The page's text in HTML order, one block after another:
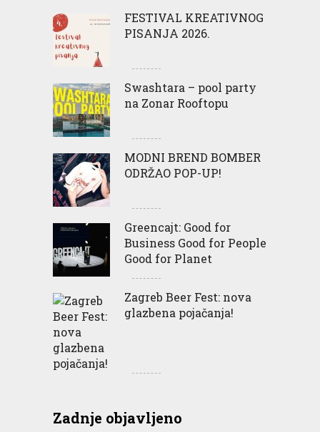
FESTIVAL KREATIVNOG
PISANJA 2026.
Swashtara – pool party
na Zonar Rooftopu
MODNI BREND BOMBER
ODRŽAO POP-UP!
Greencajt: Good for
Business Good for People
Good for Planet
Zagreb Beer Fest: nova
glazbena pojačanja!
Zadnje objavljeno